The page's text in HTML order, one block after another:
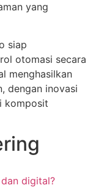
yang
siap
otomasi secara
menghasilkan
dengan inovasi
komposit
digital?